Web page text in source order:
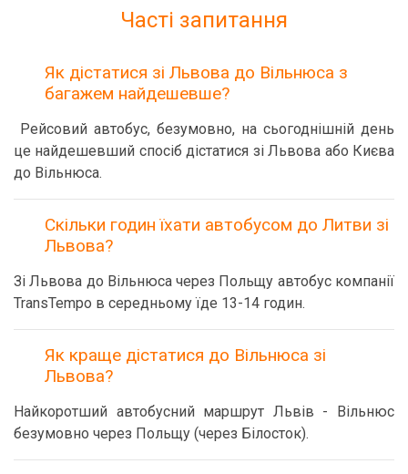
Часті запитання
Як дістатися зі Львова до Вільнюса з
багажем найдешевше?
Рейсовий автобус, безумовно, на сьогоднішній день
це найдешевший спосіб дістатися зі Львова або Києва
до Вільнюса.
Скільки годин їхати автобусом до Литви зі
Львова?
Зі Львова до Вільнюса через Польщу автобус компанії
TransTempo в середньому їде 13-14 годин.
Як краще дістатися до Вільнюса зі
Львова?
Найкоротший автобусний маршрут Львів - Вільнюс
безумовно через Польщу (через Білосток).